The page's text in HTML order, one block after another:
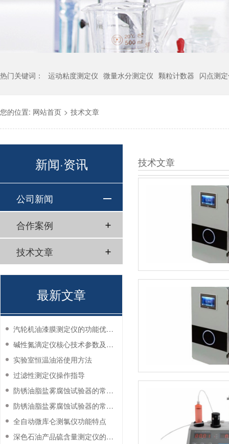
热门关键词： 运动粘度测定仪 微量水分测定仪 颗粒计数器 闪点测
您的位置: 网站首页 > 技术文章
技术文章
新闻·资讯
公司新闻
合作案例
技术文章
最新文章
汽轮机油漆膜测定仪的功能优势有哪些？
碱性氮滴定仪核心技术参数及应用说明
实验室恒温油浴使用方法
过滤性测定仪操作指导
防锈油脂盐雾腐蚀试验器的常见故障与解决方法
防锈油脂盐雾腐蚀试验器的常见故障与解决方法
全自动微库仑测氯仪功能特点
深色石油产品硫含量测定仪的工作环境要求